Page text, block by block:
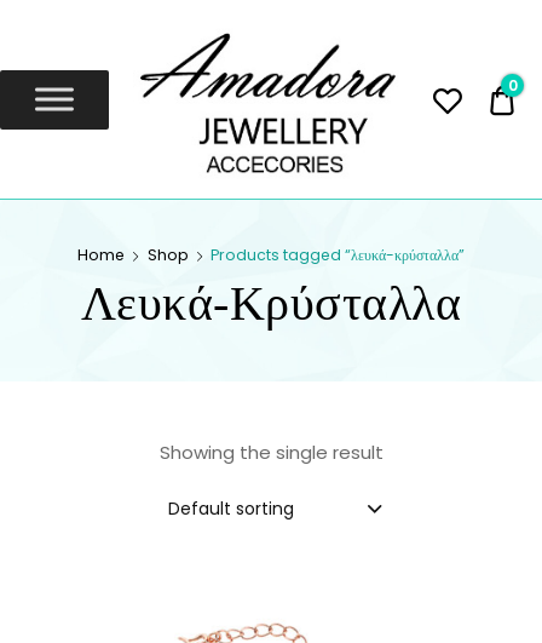
JEWELLERY
0
Home Shop Products tagged “λευκά-κρύσταλλα”
Λευκά-Κρύσταλλα
Showing the single result
Default sorting